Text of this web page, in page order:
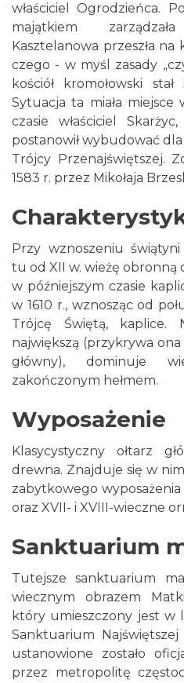
właściciel Ogrodzieńca.
majątkiem
Kasztelanowa przeszła
czego - w myśl zasady
kościół kromołowski
Sytuacja ta miała miejsce
czasie właściciel
postanowił wybudować
Trójcy Przenajświętszej.
1583 r. przez Mikołaja
Przy wznoszeniu
tu od XII w. wieżę obronną
w późniejszym czasie
w 1610 r., wznosząc od
Trójcę Świętą, kaplice.
największą (przykrywa
główny), dominuje
zakończonym hełmem.
Wyposażenie
Klasycystyczny ołtarz
drewna. Znajduje się w
zabytkowego
oraz XVII- i XVIII-wieczne
Sanktuarium
Tutejsze sanktuarium
wiecznym obrazem
który umieszczony jest w
Sanktuarium
ustanowione zostało
przez metropolitę